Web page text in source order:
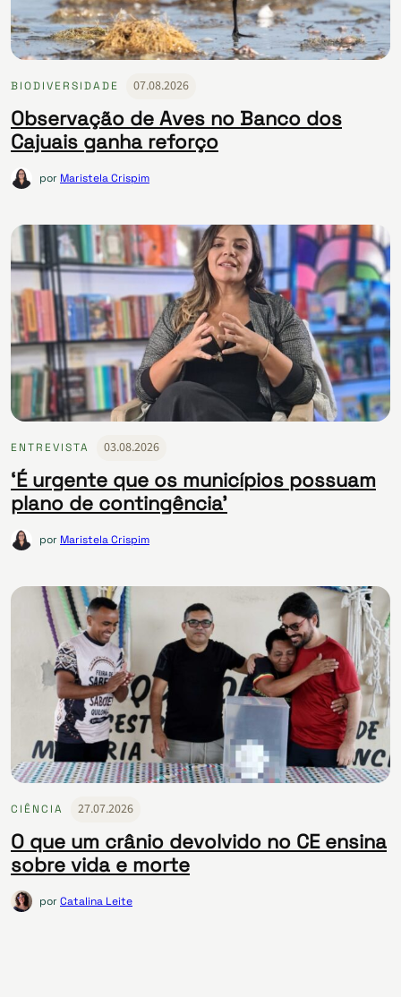
BIODIVERSIDADE 07.08.2026
Observação de Aves no Banco dos
Cajuais ganha reforço
por Maristela Crispim
ENTREVISTA 03.08.2026
‘É urgente que os municípios possuam
plano de contingência’
por Maristela Crispim
CIÊNCIA 27.07.2026
O que um crânio devolvido no CE ensina
sobre vida e morte
porCatalina Leite